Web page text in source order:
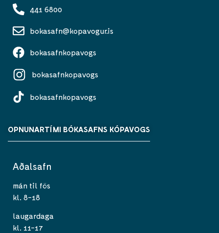
441 6800
bokasafn@kopavogur.is
bokasafnkopavogs
bokasafnkopavogs
bokasafnkopavogs
OPNUNARTÍMI BÓKASAFNS KÓPAVOGS
Aðalsafn
mán til fös
kl. 8-18
laugardaga
kl. 11-17